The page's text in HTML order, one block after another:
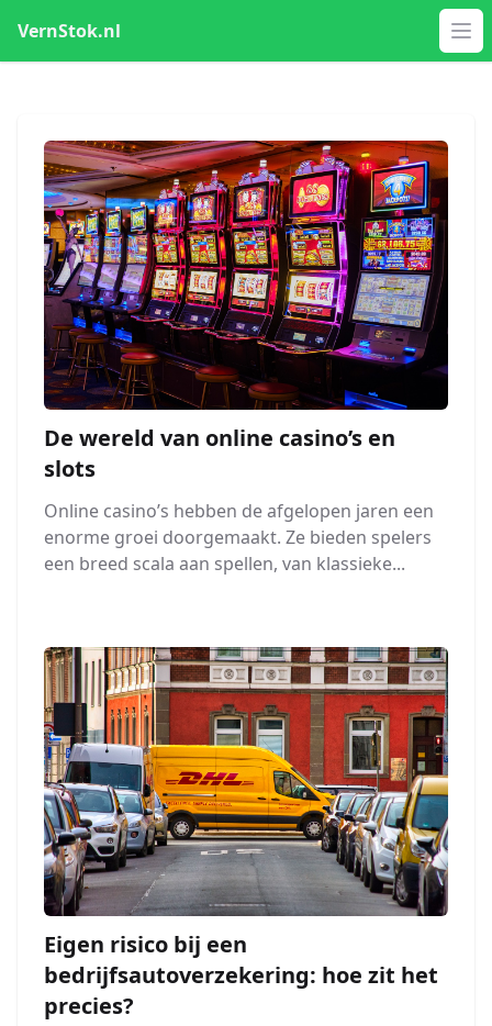
VernStok.nl
De wereld van online casino’s en
slots
Online casino’s hebben de afgelopen jaren een
enorme groei doorgemaakt. Ze bieden spelers
een breed scala aan spellen, van klassieke...
Eigen risico bij een
bedrijfsautoverzekering: hoe zit het
precies?